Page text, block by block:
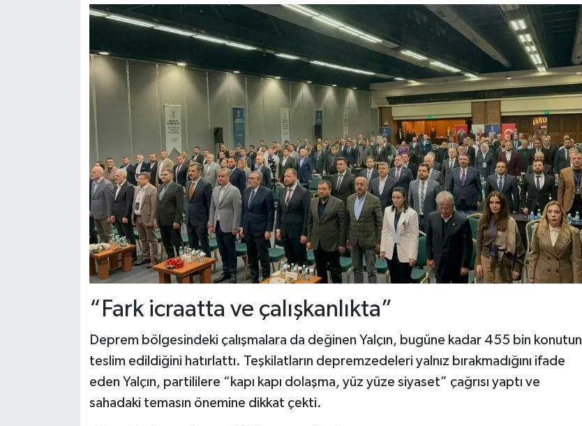
“Fark icraatta ve çalışkanlıkta”
Deprem bölgesindeki çalışmalara da değinen Yalçın, bugüne kadar 455 bin konutun
teslim edildiğini hatırlattı. Teşkilatların depremzedeleri yalnız bırakmadığını ifade
eden Yalçın, partililere “kapı kapı dolaşma, yüz yüze siyaset” çağrısı yaptı ve
sahadaki temasın önemine dikkat çekti.